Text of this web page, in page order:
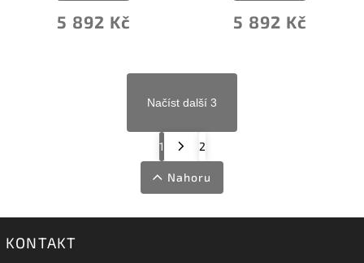
5 892 Kč 5 892 Kč
Načíst další 3
1 2
Nahoru
KONTAKT